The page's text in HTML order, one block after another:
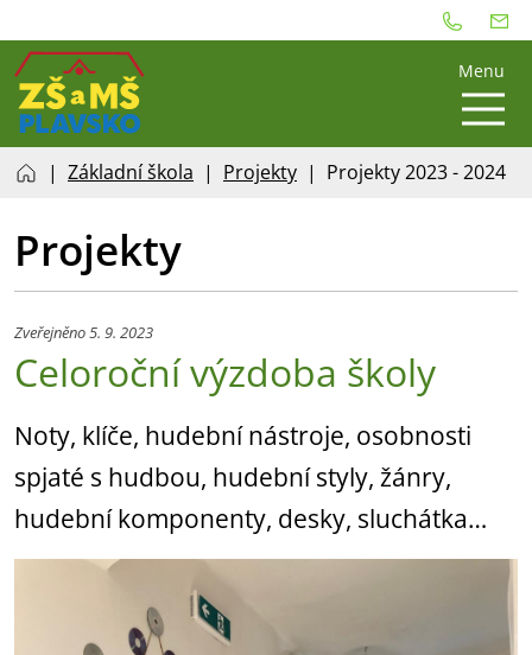
Menu
Základní škola Projekty Projekty 2023 - 2024
Projekty
Zveřejněno 5. 9. 2023
Celoroční výzdoba školy
Noty, klíče, hudební nástroje, osobnosti
spjaté s hudbou, hudební styly, žánry,
hudební komponenty, desky, sluchátka…